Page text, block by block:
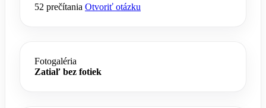
52 prečítania Otvoriť otázku
Fotogaléria
Zatiaľ bez fotiek